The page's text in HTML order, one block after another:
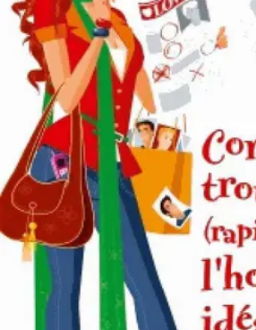
Astuces Rubik Cube
Astuces et TechniquesTechniques de
techniquesRésolutionTechniques et Astuces
Astuces Rubik Cube